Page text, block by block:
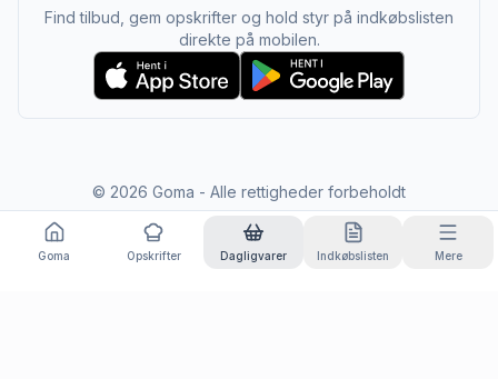
Find tilbud, gem opskrifter og hold styr på indkøbslisten
direkte på mobilen.
© 2026 Goma - Alle rettigheder forbeholdt
Goma Opskrifter Dagligvarer Indkøbslisten Mere